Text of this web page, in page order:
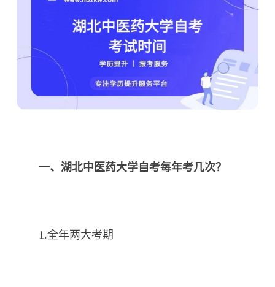
一、湖北中医药大学自考每年考几次？
1.全年两大考期